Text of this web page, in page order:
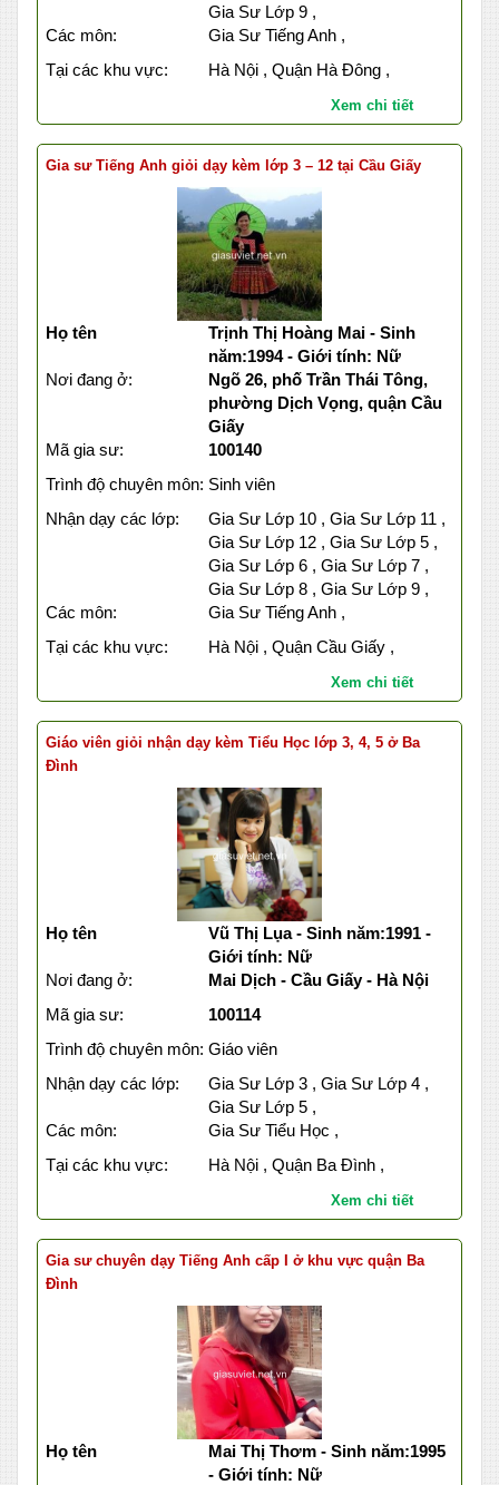
Gia Sư Lớp 9 ,
Các môn:
Gia Sư Tiếng Anh ,
Tại các khu vực:
Hà Nội , Quận Hà Đông ,
Xem chi tiết
Gia sư Tiếng Anh giỏi dạy kèm lớp 3 – 12 tại Cầu Giấy
Họ tên
Trịnh Thị Hoàng Mai - Sinh
năm:1994 - Giới tính: Nữ
Nơi đang ở:
Ngõ 26, phố Trần Thái Tông,
phường Dịch Vọng, quận Cầu
Giấy
Mã gia sư:
100140
Trình độ chuyên môn: Sinh viên
Nhận dạy các lớp:
Gia Sư Lớp 10 , Gia Sư Lớp 11 ,
Gia Sư Lớp 12 , Gia Sư Lớp 5 ,
Gia Sư Lớp 6 , Gia Sư Lớp 7 ,
Gia Sư Lớp 8 , Gia Sư Lớp 9 ,
Các môn:
Gia Sư Tiếng Anh ,
Tại các khu vực:
Hà Nội , Quận Cầu Giấy ,
Xem chi tiết
Giáo viên giỏi nhận dạy kèm Tiểu Học lớp 3, 4, 5 ở Ba
Đình
Họ tên
Vũ Thị Lụa - Sinh năm:1991 -
Giới tính: Nữ
Nơi đang ở:
Mai Dịch - Cầu Giấy - Hà Nội
Mã gia sư:
100114
Trình độ chuyên môn: Giáo viên
Nhận dạy các lớp:
Gia Sư Lớp 3 , Gia Sư Lớp 4 ,
Gia Sư Lớp 5 ,
Các môn:
Gia Sư Tiểu Học ,
Tại các khu vực:
Hà Nội , Quận Ba Đình ,
Xem chi tiết
Gia sư chuyên dạy Tiếng Anh cấp I ở khu vực quận Ba
Đình
Họ tên
Mai Thị Thơm - Sinh năm:1995
- Giới tính: Nữ